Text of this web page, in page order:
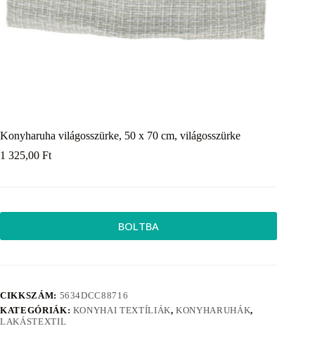
Konyharuha világosszürke, 50 x 70 cm, világosszürke
1 325,00 Ft
BOLTBA
CIKKSZÁM: 5634DCC88716
KATEGÓRIÁK: KONYHAI TEXTÍLIÁK,KONYHARUHÁK,
LAKÁSTEXTIL